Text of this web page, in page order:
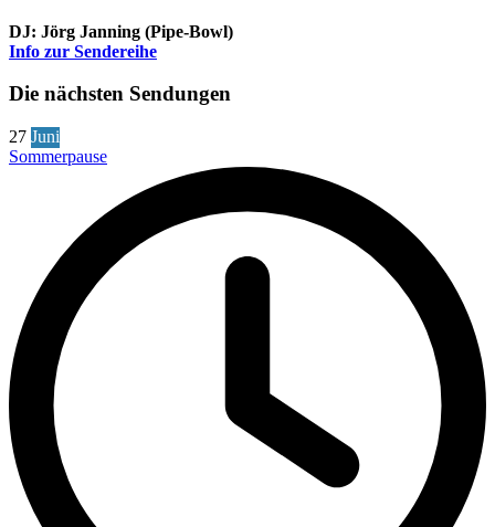
DJ: Jörg Janning (Pipe-Bowl)
Info zur Sendereihe
Die nächsten Sendungen
27 Juni
Sommerpause